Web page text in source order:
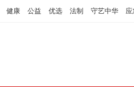
健康 公益 优选 法制 守艺中华 应